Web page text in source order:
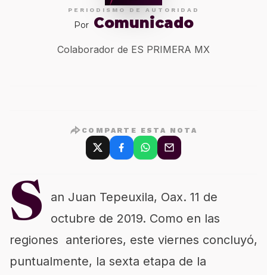
PERIODISMO DE AUTORIDAD
Por Comunicado
Colaborador de ES PRIMERA MX
COMPARTE ESTA NOTA
S
an Juan Tepeuxila, Oax. 11 de
octubre de 2019. Como en las
regiones anteriores, este viernes concluyó,
puntualmente, la sexta etapa de la